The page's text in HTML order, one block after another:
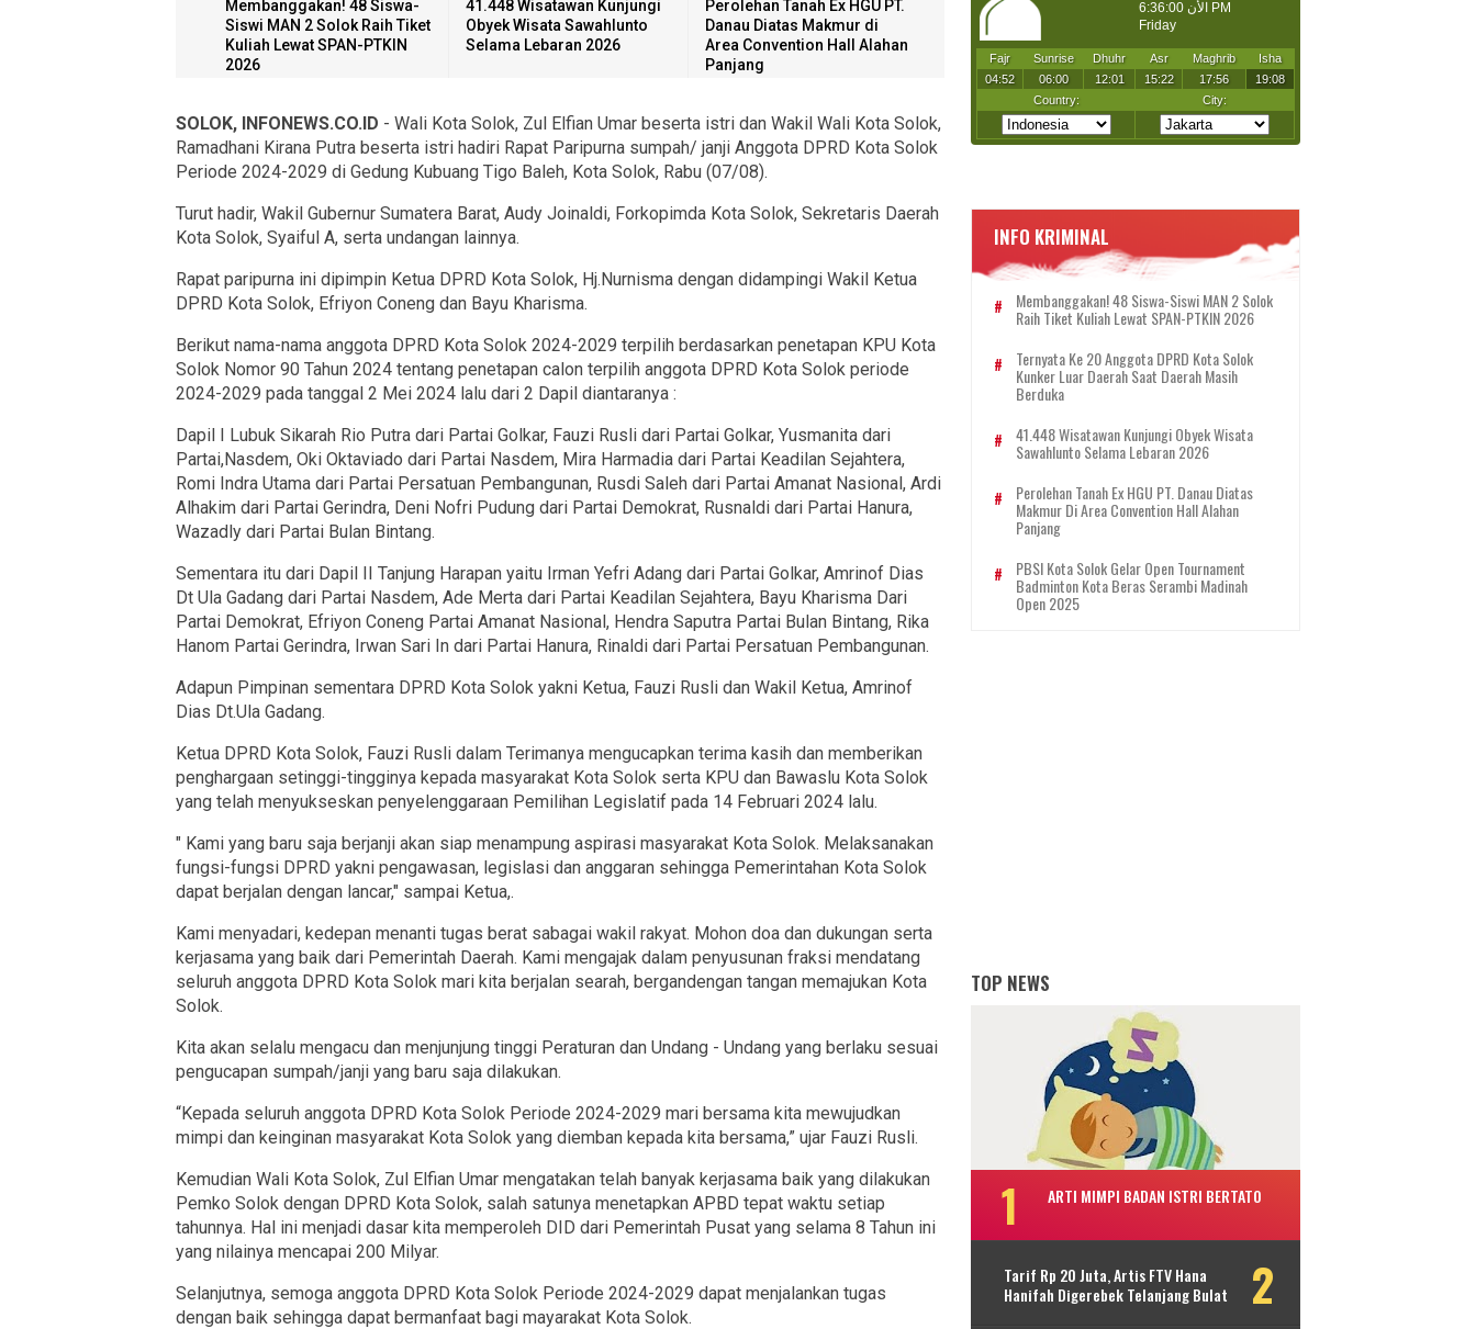
Membanggakan! 48 Siswa-
Siswi MAN 2 Solok Raih Tiket
Kuliah Lewat SPAN-PTKIN
2026
41.448 Wisatawan Kunjungi
Obyek Wisata Sawahlunto
Selama Lebaran 2026
Perolehan Tanah Ex HGU PT.
Danau Diatas Makmur di
Area Convention Hall Alahan
Panjang
SOLOK, INFONEWS.CO.ID - Wali Kota Solok, Zul Elfian Umar beserta istri dan Wakil Wali Kota Solok,
Ramadhani Kirana Putra beserta istri hadiri Rapat Paripurna sumpah/ janji Anggota DPRD Kota Solok
Periode 2024-2029 di Gedung Kubuang Tigo Baleh, Kota Solok, Rabu (07/08).
Turut hadir, Wakil Gubernur Sumatera Barat, Audy Joinaldi, Forkopimda Kota Solok, Sekretaris Daerah
Kota Solok, Syaiful A, serta undangan lainnya.
Rapat paripurna ini dipimpin Ketua DPRD Kota Solok, Hj.Nurnisma dengan didampingi Wakil Ketua
DPRD Kota Solok, Efriyon Coneng dan Bayu Kharisma.
Berikut nama-nama anggota DPRD Kota Solok 2024-2029 terpilih berdasarkan penetapan KPU Kota
Solok Nomor 90 Tahun 2024 tentang penetapan calon terpilih anggota DPRD Kota Solok periode
2024-2029 pada tanggal 2 Mei 2024 lalu dari 2 Dapil diantaranya :
Dapil I Lubuk Sikarah Rio Putra dari Partai Golkar, Fauzi Rusli dari Partai Golkar, Yusmanita dari
Partai,Nasdem, Oki Oktaviado dari Partai Nasdem, Mira Harmadia dari Partai Keadilan Sejahtera,
Romi Indra Utama dari Partai Persatuan Pembangunan, Rusdi Saleh dari Partai Amanat Nasional, Ardi
Alhakim dari Partai Gerindra, Deni Nofri Pudung dari Partai Demokrat, Rusnaldi dari Partai Hanura,
Wazadly dari Partai Bulan Bintang.
Sementara itu dari Dapil II Tanjung Harapan yaitu Irman Yefri Adang dari Partai Golkar, Amrinof Dias
Dt Ula Gadang dari Partai Nasdem, Ade Merta dari Partai Keadilan Sejahtera, Bayu Kharisma Dari
Partai Demokrat, Efriyon Coneng Partai Amanat Nasional, Hendra Saputra Partai Bulan Bintang, Rika
Hanom Partai Gerindra, Irwan Sari In dari Partai Hanura, Rinaldi dari Partai Persatuan Pembangunan.
Adapun Pimpinan sementara DPRD Kota Solok yakni Ketua, Fauzi Rusli dan Wakil Ketua, Amrinof
Dias Dt.Ula Gadang.
Ketua DPRD Kota Solok, Fauzi Rusli dalam Terimanya mengucapkan terima kasih dan memberikan
penghargaan setinggi-tingginya kepada masyarakat Kota Solok serta KPU dan Bawaslu Kota Solok
yang telah menyukseskan penyelenggaraan Pemilihan Legislatif pada 14 Februari 2024 lalu.
" Kami yang baru saja berjanji akan siap menampung aspirasi masyarakat Kota Solok. Melaksanakan
fungsi-fungsi DPRD yakni pengawasan, legislasi dan anggaran sehingga Pemerintahan Kota Solok
dapat berjalan dengan lancar," sampai Ketua,.
Kami menyadari, kedepan menanti tugas berat sabagai wakil rakyat. Mohon doa dan dukungan serta
kerjasama yang baik dari Pemerintah Daerah. Kami mengajak dalam penyusunan fraksi mendatang
seluruh anggota DPRD Kota Solok mari kita berjalan searah, bergandengan tangan memajukan Kota
Solok.
Kita akan selalu mengacu dan menjunjung tinggi Peraturan dan Undang - Undang yang berlaku sesuai
pengucapan sumpah/janji yang baru saja dilakukan.
“Kepada seluruh anggota DPRD Kota Solok Periode 2024-2029 mari bersama kita mewujudkan
mimpi dan keinginan masyarakat Kota Solok yang diemban kepada kita bersama,” ujar Fauzi Rusli.
Kemudian Wali Kota Solok, Zul Elfian Umar mengatakan telah banyak kerjasama baik yang dilakukan
Pemko Solok dengan DPRD Kota Solok, salah satunya menetapkan APBD tepat waktu setiap
tahunnya. Hal ini menjadi dasar kita memperoleh DID dari Pemerintah Pusat yang selama 8 Tahun ini
yang nilainya mencapai 200 Milyar.
Selanjutnya, semoga anggota DPRD Kota Solok Periode 2024-2029 dapat menjalankan tugas
dengan baik sehingga dapat bermanfaat bagi mayarakat Kota Solok.
INFO KRIMINAL
Membanggakan! 48 Siswa-Siswi MAN 2 Solok
Raih Tiket Kuliah Lewat SPAN-PTKIN 2026
Ternyata Ke 20 Anggota DPRD Kota Solok
Kunker Luar Daerah Saat Daerah Masih
Berduka
41.448 Wisatawan Kunjungi Obyek Wisata
Sawahlunto Selama Lebaran 2026
Perolehan Tanah Ex HGU PT. Danau Diatas
Makmur Di Area Convention Hall Alahan
Panjang
PBSI Kota Solok Gelar Open Tournament
Badminton Kota Beras Serambi Madinah
Open 2025
TOP NEWS
ARTI MIMPI BADAN ISTRI BERTATO
Tarif Rp 20 Juta, Artis FTV Hana
Hanifah Digerebek Telanjang Bulat